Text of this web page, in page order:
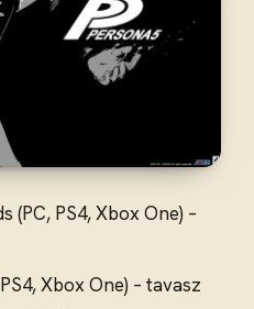
(PC, PS4, Xbox One) –
Xbox One) – tavasz